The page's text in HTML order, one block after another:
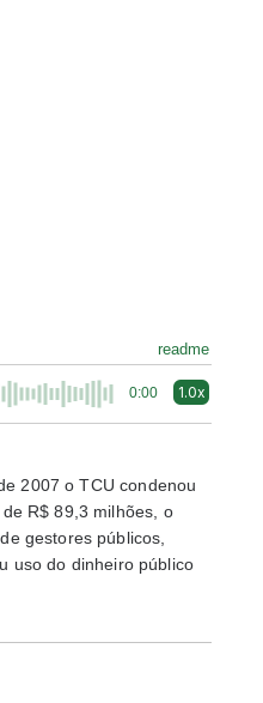
readme
0:00 1.0x
2007 o TCU condenou
R$ 89,3 milhões, o
gestores públicos,
uso do dinheiro público